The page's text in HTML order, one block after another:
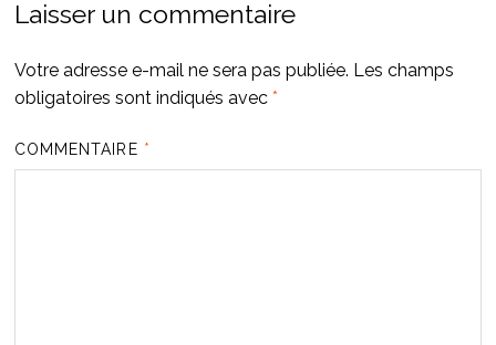
Laisser un commentaire
Votre adresse e-mail ne sera pas publiée. Les champs
obligatoires sont indiqués avec *
COMMENTAIRE *